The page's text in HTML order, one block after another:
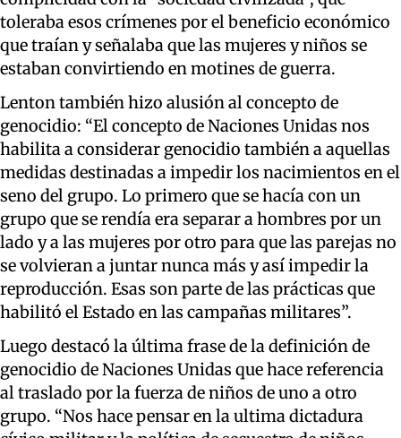
toleraba esos crímenes por el beneficio económico
que traían y señalaba que las mujeres y niños se
estaban convirtiendo en motines de guerra.
Lenton también hizo alusión al concepto de
genocidio: “El concepto de Naciones Unidas nos
habilita a considerar genocidio también a aquellas
medidas destinadas a impedir los nacimientos en el
seno del grupo. Lo primero que se hacía con un
grupo que se rendía era separar a hombres por un
lado y a las mujeres por otro para que las parejas no
se volvieran a juntar nunca más y así impedir la
reproducción. Esas son parte de las prácticas que
habilitó el Estado en las campañas militares”.
Luego destacó la última frase de la definición de
genocidio de Naciones Unidas que hace referencia
al traslado por la fuerza de niños de uno a otro
grupo. “Nos hace pensar en la ultima dictadura